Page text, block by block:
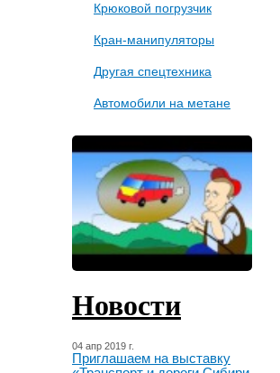
Крюковой погрузчик
Кран-манипуляторы
Другая спецтехника
Автомобили на метане
Новости
04 апр 2019 г.
Приглашаем на выставку